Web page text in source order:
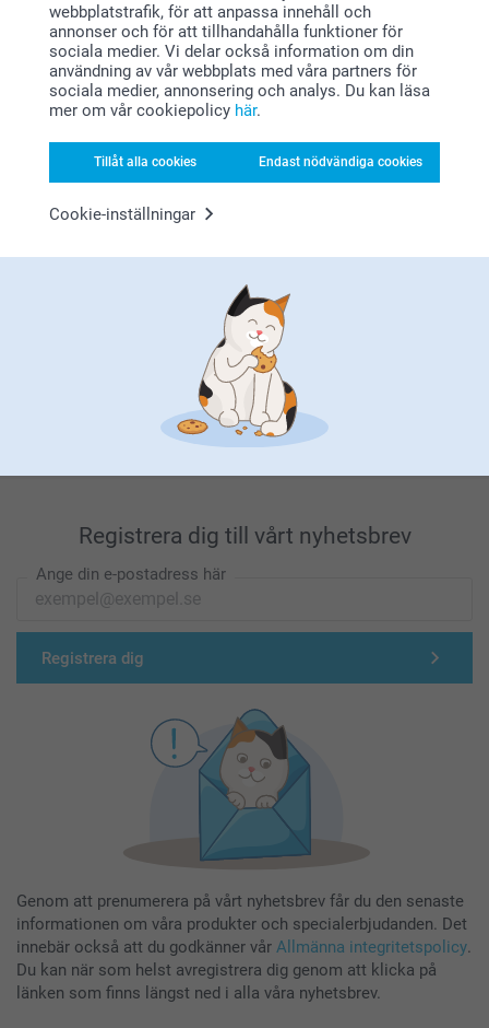
webbplatstrafik, för att anpassa innehåll och
annonser och för att tillhandahålla funktioner för
sociala medier. Vi delar också information om din
användning av vår webbplats med våra partners för
sociala medier, annonsering och analys. Du kan läsa
mer om vår cookiepolicy här.
Tillåt alla cookies Endast nödvändiga cookies
Cookie-inställningar
Bonus på alla dina köp
Letar du efter inspiration?
Förstklassig kundservice
Registrera dig till vårt nyhetsbrev
Ange din e-postadress här
Registrera dig
Genom att prenumerera på vårt nyhetsbrev får du den senaste
informationen om våra produkter och specialerbjudanden. Det
innebär också att du godkänner vår Allmänna integritetspolicy.
Du kan när som helst avregistrera dig genom att klicka på
länken som finns längst ned i alla våra nyhetsbrev.